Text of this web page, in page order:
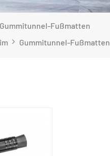
Gummitunnel-Fußmatten
Gummitunnel-Fußmatten